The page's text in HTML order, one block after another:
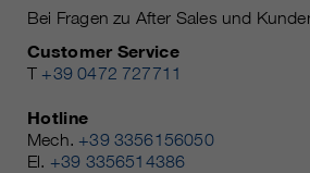
Bei Fragen zu After Sales und
Customer Service
T +39 0472 727711
Hotline
Mech. +39 3356156050
El. +39 3356514386